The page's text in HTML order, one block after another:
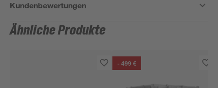
Kundenbewertungen
Ähnliche Produkte
- 499 €